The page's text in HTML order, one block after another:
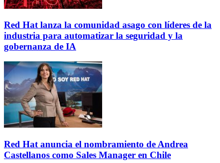
Red Hat lanza la comunidad asago con líderes de la
industria para automatizar la seguridad y la
gobernanza de IA
Red Hat anuncia el nombramiento de Andrea
Castellanos como Sales Manager en Chile